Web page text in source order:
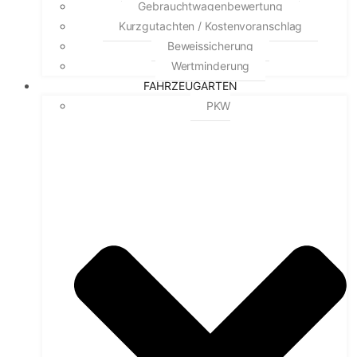
Gebrauchtwagenbewertung
Kurzgutachten / Kostenvoranschlag
Beweissicherung
Wertminderung
FAHRZEUGARTEN
PKW